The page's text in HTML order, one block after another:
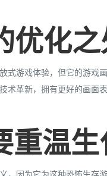
优化
式游戏体验，但它的游
术革新，拥有更好的画
温生